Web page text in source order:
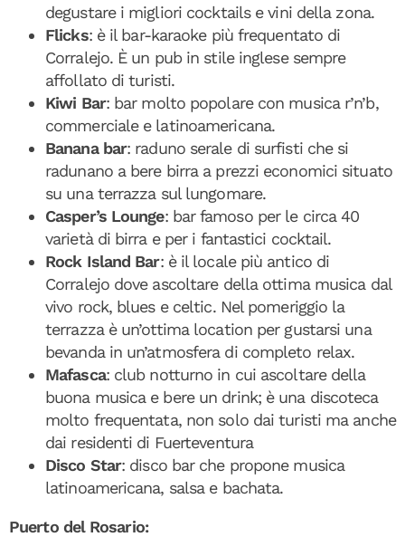
degustare i migliori cocktails e vini della zona.
Flicks: è il bar-karaoke più frequentato di
Corralejo. È un pub in stile inglese sempre
affollato di turisti.
Kiwi Bar: bar molto popolare con musica r’n’b,
commerciale e latinoamericana.
Banana bar: raduno serale di surfisti che si
radunano a bere birra a prezzi economici situato
su una terrazza sul lungomare.
Casper’s Lounge: bar famoso per le circa 40
varietà di birra e per i fantastici cocktail.
Rock Island Bar: è il locale più antico di
Corralejo dove ascoltare della ottima musica dal
vivo rock, blues e celtic. Nel pomeriggio la
terrazza è un’ottima location per gustarsi una
bevanda in un’atmosfera di completo relax.
Mafasca: club notturno in cui ascoltare della
buona musica e bere un drink; è una discoteca
molto frequentata, non solo dai turisti ma anche
dai residenti di Fuerteventura
Disco Star: disco bar che propone musica
latinoamericana, salsa e bachata.
Puerto del Rosario: